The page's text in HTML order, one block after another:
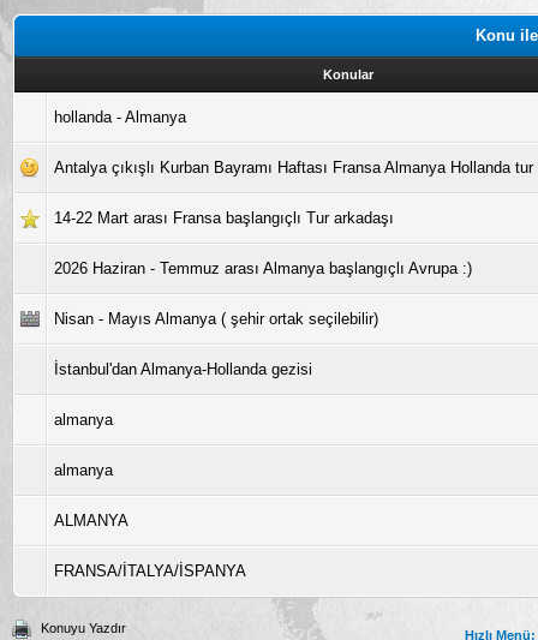
Konu
Konular
hollanda - Almanya
Antalya çıkışlı Kurban Bayramı Haftası Fransa Almanya Hollanda tur
14-22 Mart arası Fransa başlangıçlı Tur arkadaşı
2026 Haziran - Temmuz arası Almanya başlangıçlı Avrupa :)
Nisan - Mayıs Almanya ( şehir ortak seçilebilir)
İstanbul'dan Almanya-Hollanda gezisi
almanya
almanya
ALMANYA
FRANSA/İTALYA/İSPANYA
Konuyu Yazdır Hızlı Menü: